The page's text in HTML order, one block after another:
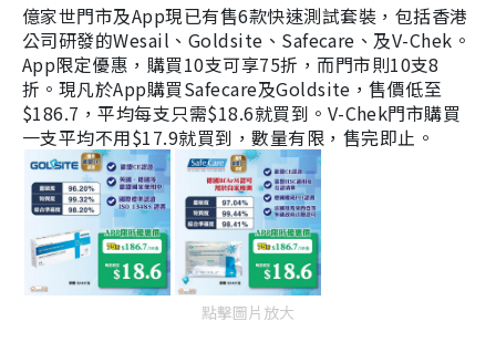
億家世門市及App現已有售6款快速測試套裝，包括香港
公司研發的Wesail、Goldsite、Safecare、及V-Chek。
App限定優惠，購買10支可享75折，而門市則10支8
折。現凡於App購買Safecare及Goldsite，售價低至
$186.7，平均每支只需$18.6就買到。V-Chek門市購買
一支平均不用$17.9就買到，數量有限，售完即止。
點擊圖片放大